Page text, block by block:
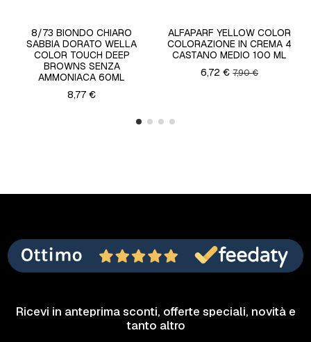
8/73 BIONDO CHIARO
SABBIA DORATO WELLA
COLOR TOUCH DEEP
BROWNS SENZA
AMMONIACA 60ML
8,77 €
ALFAPARF YELLOW COLOR
COLORAZIONE IN CREMA 4
CASTANO MEDIO 100 ML
6,72 €7,90 €
Ricevi in anteprima sconti, offerte speciali, novità e
tanto altro